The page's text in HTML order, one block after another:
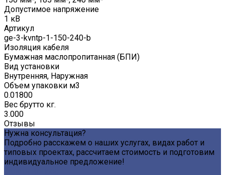
Допустимое напряжение
1 кВ
Артикул
ge-3-kvntp-1-150-240-b
Изоляция кабеля
Бумажная маслопропитанная (БПИ)
Вид установки
Внутренняя, Наружная
Объем упаковки м3
0.01800
Вес брутто кг.
3.000
Отзывы
Нужна консультация?
Подробно расскажем о наших услугах, видах работ и
типовых проектах, рассчитаем стоимость и подготовим
индивидуальное предложение!